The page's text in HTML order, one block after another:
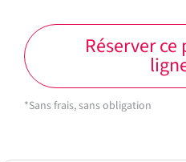
Réserver ce
*Sans frais, sans obligation